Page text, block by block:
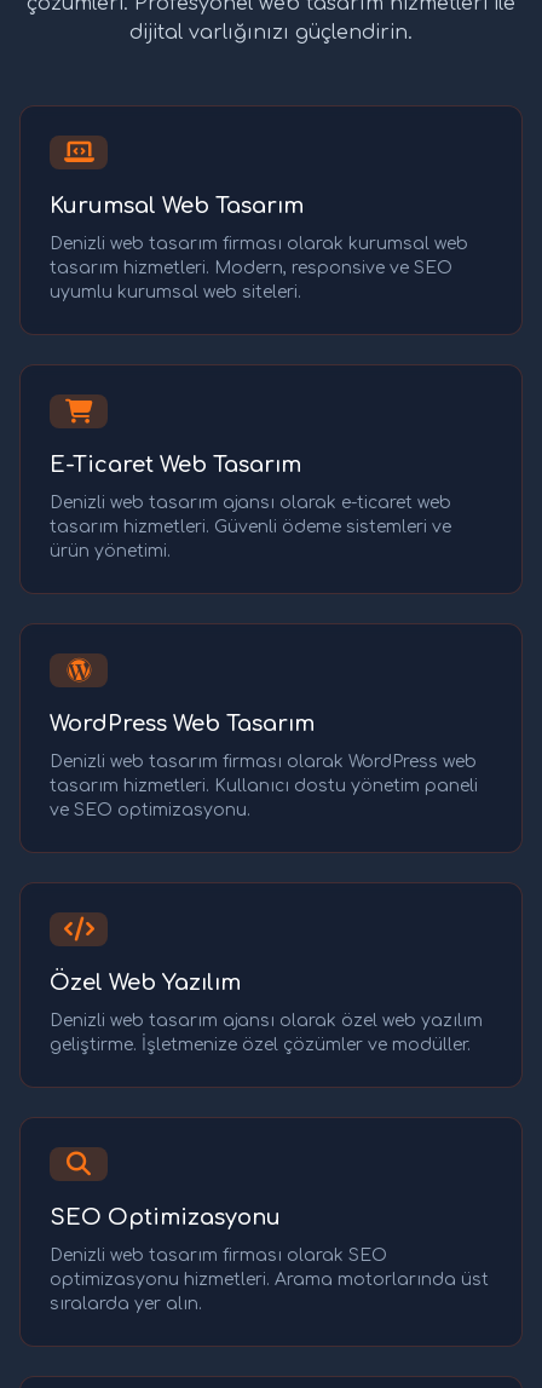
dijital varlığınızı güçlendirin.
Kurumsal Web Tasarım
Denizli web tasarım firması olarak kurumsal web
tasarım hizmetleri. Modern, responsive ve SEO
uyumlu kurumsal web siteleri.
E-Ticaret Web Tasarım
Denizli web tasarım ajansı olarak e-ticaret web
tasarım hizmetleri. Güvenli ödeme sistemleri ve
ürün yönetimi.
WordPress Web Tasarım
Denizli web tasarım firması olarak WordPress web
tasarım hizmetleri. Kullanıcı dostu yönetim paneli
ve SEO optimizasyonu.
Özel Web Yazılım
Denizli web tasarım ajansı olarak özel web yazılım
geliştirme. İşletmenize özel çözümler ve modüller.
SEO Optimizasyonu
Denizli web tasarım firması olarak SEO
optimizasyonu hizmetleri. Arama motorlarında üst
sıralarda yer alın.